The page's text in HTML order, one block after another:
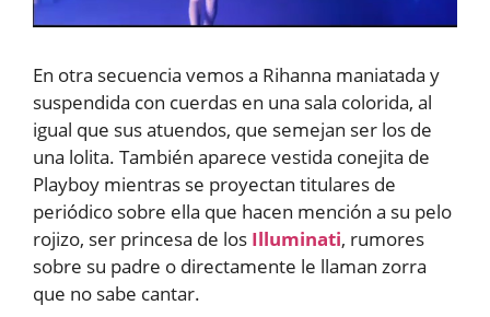
En otra secuencia vemos a Rihanna maniatada y
suspendida con cuerdas en una sala colorida, al
igual que sus atuendos, que semejan ser los de
una lolita. También aparece vestida conejita de
Playboy mientras se proyectan titulares de
periódico sobre ella que hacen mención a su pelo
rojizo, ser princesa de los Illuminati, rumores
sobre su padre o directamente le llaman zorra
que no sabe cantar.